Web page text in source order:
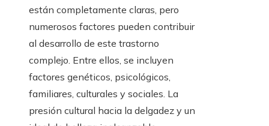
están completamente claras, pero
numerosos factores pueden contribuir
al desarrollo de este trastorno
complejo. Entre ellos, se incluyen
factores genéticos, psicológicos,
familiares, culturales y sociales. La
presión cultural hacia la delgadez y un